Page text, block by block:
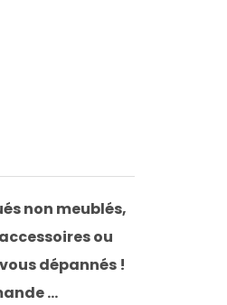
non meublés,
ou
dépannés !
…